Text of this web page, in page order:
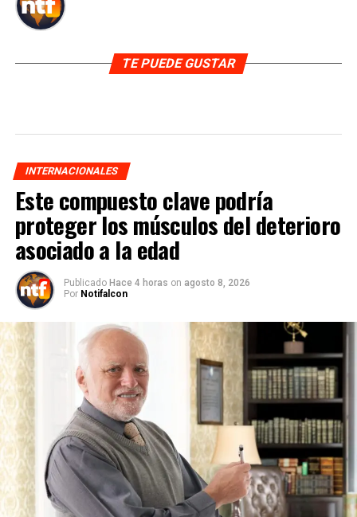
TE PUEDE GUSTAR
INTERNACIONALES
Este compuesto clave podría
proteger los músculos del deterioro
asociado a la edad
Publicado Hace 4 horas on agosto 8, 2026
Por Notifalcon